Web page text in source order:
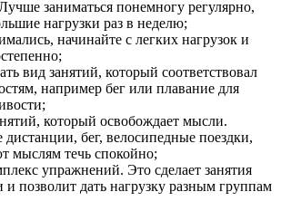
заниматься понемногу регулярно,
нагрузки раз в неделю;
начинайте с легких нагрузок и
вид занятий, который соответствовал
например бег или плавание для
который освобождает мысли.
бег, велосипедные поездки,
мыслям течь спокойно;
упражнений. Это сделает занятия
позволит дать нагрузку разным группам